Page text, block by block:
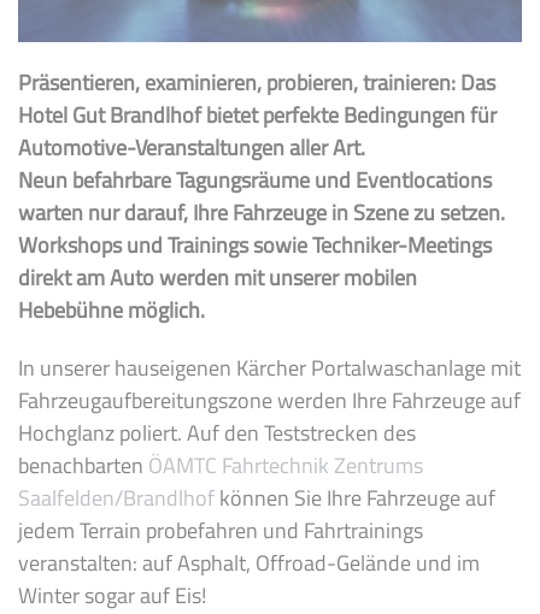
Präsentieren, examinieren, probieren, trainieren: Das
Hotel Gut Brandlhof bietet perfekte Bedingungen für
Automotive-Veranstaltungen aller Art.
Neun befahrbare Tagungsräume und Eventlocations
warten nur darauf, Ihre Fahrzeuge in Szene zu setzen.
Workshops und Trainings sowie Techniker-Meetings
direkt am Auto werden mit unserer mobilen
Hebebühne möglich.
In unserer hauseigenen Kärcher Portalwaschanlage mit
Fahrzeugaufbereitungszone werden Ihre Fahrzeuge auf
Hochglanz poliert. Auf den Teststrecken des
benachbarten ÖAMTC Fahrtechnik Zentrums
Saalfelden/Brandlhofkönnen Sie Ihre Fahrzeuge auf
jedem Terrain probefahren und Fahrtrainings
veranstalten: auf Asphalt, Offroad-Gelände und im
Winter sogar auf Eis!